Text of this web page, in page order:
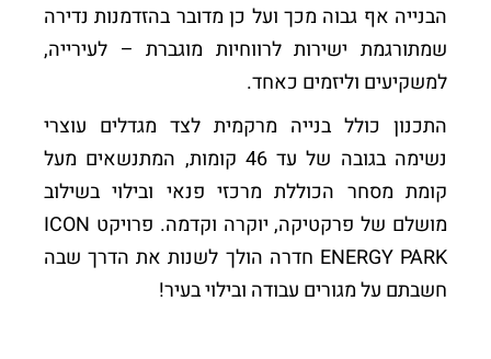
הבנייה אף גבוה מכך ועל כן מדובר בהזדמנות נדירה
שמתורגמת ישירות לרווחיות מוגברת – לעירייה,
למשקיעים וליזמים כאחד.
התכנון כולל בנייה מרקמית לצד מגדלים עוצרי
נשימה בגובה של עד 46 קומות, המתנשאים מעל
קומת מסחר הכוללת מרכזי פנאי ובילוי בשילוב
מושלם של פרקטיקה, יוקרה וקדמה. פרויקט ICON
ENERGY PARK חדרה הולך לשנות את הדרך שבה
חשבתם על מגורים עבודה ובילוי בעיר!